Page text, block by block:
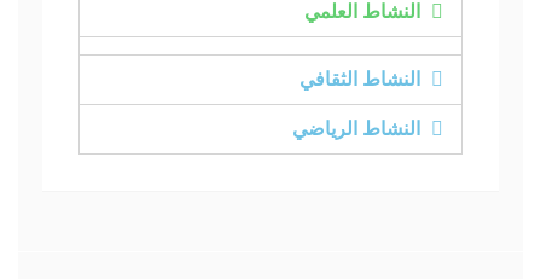
النشاط العلمي
النشاط الثقافي
النشاط الرياضي